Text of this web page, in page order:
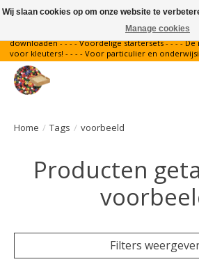
Gratis verzending binnen Nederland - - - -
downloaden - - - - Voordelige startersets - - - -
voor kleuters! - - - - Voor particulier en
Home / Tags / voorbeeld
Producten
Filters
Wij slaan cookies op om onze website te
Manage cookies